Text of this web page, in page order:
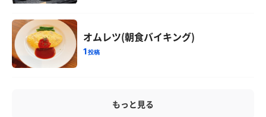
オムレツ(朝食バイキング)
1投稿
もっと見る